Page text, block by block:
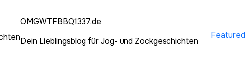
OMGWTFBBQ1337.de
Dein Lieblingsblog für Jog- und Zockgeschichten
Featured